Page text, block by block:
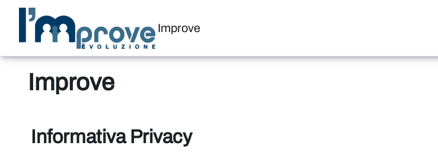
Vai al contenuto principale
Improve
Improve
Informativa Privacy